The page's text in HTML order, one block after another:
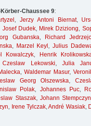
Chaussee 9:
,Jerzy Antoni Biernat,
Josef Dudek, Mirek Dziziong,
Gubanska,
Richard
, Marzel Keyl ,Julius
Kowalczyk,
Henrik
Czeslaw Lekowski, Julia
, Waldemar Masur,
Georg Olszewska,
Polak, Johannes Puc,
Staszak, Johann
, Irene Tylczak,André Wasiak,